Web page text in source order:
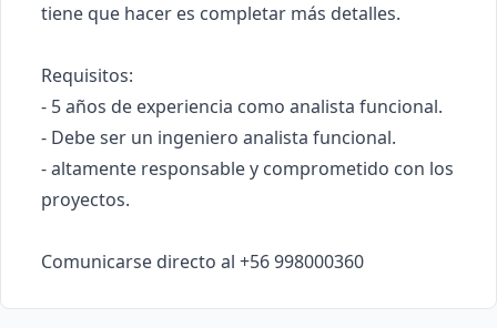
tiene que hacer es completar más detalles.
Requisitos:
- 5 años de experiencia como analista funcional.
- Debe ser un ingeniero analista funcional.
- altamente responsable y comprometido con los
proyectos.